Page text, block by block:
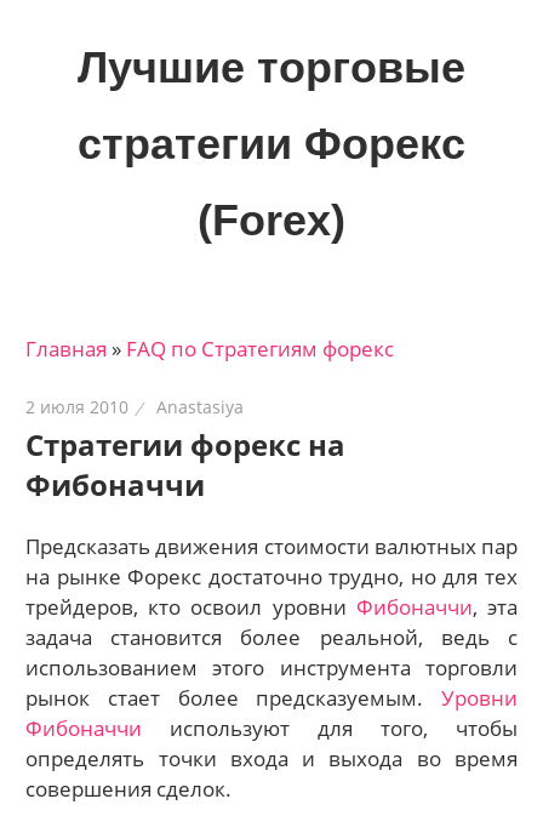
Лучшие торговые
стратегии Форекс
(Forex)
трейдеров
финансовых
рынках:
стратегии,
новости…
Главная » FAQ по Стратегиям форекс
2 июля 2010 Anastasiya
Стратегии форекс на
Фибоначчи
Предсказать движения стоимости валютных пар
на рынке Форекс достаточно трудно, но для тех
трейдеров, кто освоил уровни Фибоначчи, эта
задача становится более реальной, ведь с
использованием этого инструмента торговли
рынок стает более предсказуемым. Уровни
Фибоначчи используют для того, чтобы
определять точки входа и выхода во время
совершения сделок.